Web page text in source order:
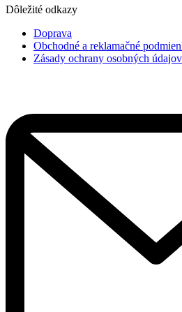
Dôležité odkazy
Doprava
Obchodné a reklamačné
Zásady ochrany osobných údajov